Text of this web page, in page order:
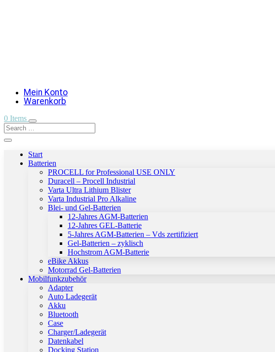
Mein Konto
Warenkorb
0 Items
Start
Batterien
PROCELL for Professional USE ONLY
Duracell – Procell Industrial
Varta Ultra Lithium Blister
Varta Industrial Pro Alkaline
Blei- und Gel-Batterien
12-Jahres AGM-Batterien
12-Jahres GEL-Batterie
5-Jahres AGM-Batterien – Vds zertifiziert
Gel-Batterien – zyklisch
Hochstrom AGM-Batterie
eBike Akkus
Motorrad Gel-Batterien
Mobilfunkzubehör
Adapter
Auto Ladegerät
Akku
Bluetooth
Case
Charger/Ladegerät
Datenkabel
Docking Station